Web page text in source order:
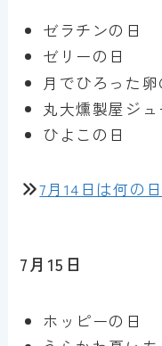
ゼラチンの日
ゼリーの日
月でひろった卵
丸大燻製屋ジ
ひよこの日
7月14日は何の
7月15日
ホッピーの日